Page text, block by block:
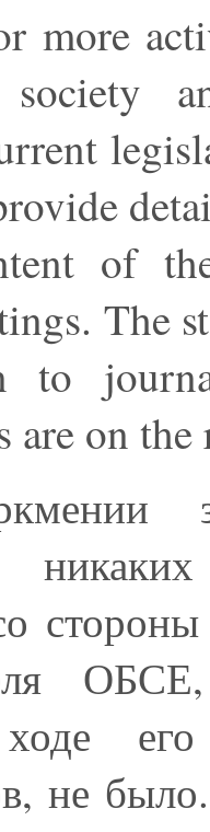
more
of
The
to
are on the
его
не